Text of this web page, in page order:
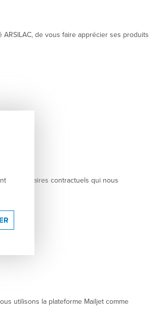
de vous faire apprécier ses produits
et partenaires contractuels qui nous
utilisons la plateforme Mailjet comme